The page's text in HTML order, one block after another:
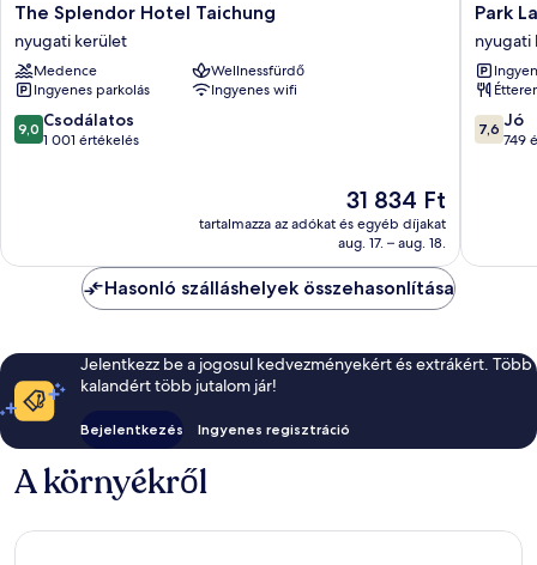
The
Splendor
Hotel
Taichung
nyugati
kerület
The Splendor Hotel Taichung
nyugati kerület
Medence
Wellnessfürdő
Ingyenes parkolás
Ingyenes wifi
9.0
ennyiből:
9,0 Csodálatos
1 001 értékelés
Az
31 834 Ft
31 834 Ft
tartalmazza az adókat és egyéb díjakat
aug. 17. – aug. 18.
Park
Inn
nyugati
kerület
Park
nyugati
7.6
7,6 Jó
749
Hasonló szálláshelyek összehasonlítása
Jelentkezz be a jogosul kedvezményekért és extrákért. Több
kalandért több jutalom jár!
Bejelentkezés Ingyenes regisztráció
A környékről